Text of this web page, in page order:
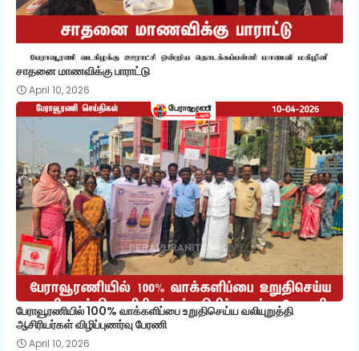
சாதனை மாணவிக்கு பாராட்டு
April 10, 2026
பேராவூரணியில் 100% வாக்களிப்பை உறுதிசெய்ய வலியுறுத்தி
ஆசிரியர்கள் விழிப்புணர்வு பேரணி
April 10, 2026